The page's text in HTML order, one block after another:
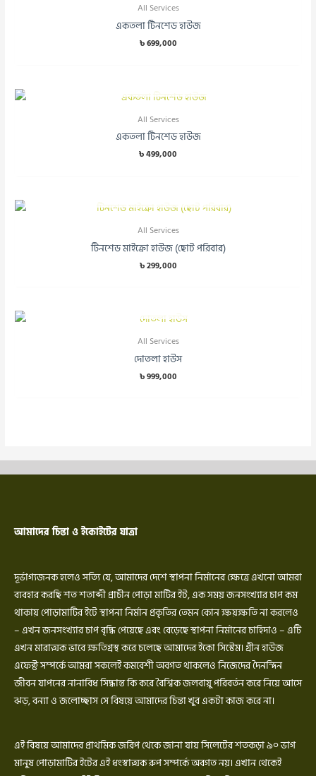
All Services
একতলা টিনশেড হাউজ
৳699,000
All Services
একতলা টিনশেড হাউজ
৳499,000
All Services
টিনশেড মাইক্রো হাউজ (ছোট পরিবার)
৳299,000
All Services
দোতলা হাউস
৳999,000
আমাদের চিন্তা ও ইকোইটের যাত্রা
দূর্ভাগ্যজনক হলেও সত্যি যে, আমাদের দেশে স্থাপনা নির্মানের ক্ষেত্রে এখনো আমরা
ব্যবহার করছি শত শতাব্দী প্রাচীন পোড়া মাটির ইট, এক সময় জনসংখ্যার চাপ কম
থাকায় পোড়ামাটির ইটে স্থাপনা নির্মান প্রকৃতির তেমন কোন ক্ষয়ক্ষতি না করলেও
– এখন জনসংখ্যার চাপ বৃদ্ধি পেয়েছে এবং বেড়েছে স্থাপনা নির্মানের চাহিদাও – এটি
এখন মারাত্মক ভাবে ক্ষতিগ্রস্থ করে চলেছে আমাদের ইকো সিস্টেম। গ্রীন হাউজ
এফেক্ট সম্পর্কে আমরা সকলেই কমবেশী অবগত থাকলেও নিজেদের দৈনন্দিন
জীবন যাপনের নানাবিধ সিদ্ধান্ত কি করে বৈশ্বিক জলবায়ু পরিবর্তন করে নিয়ে আসে
ঝড়, বন্যা ও জলোচ্ছাস সে বিষয়ে আমাদের চিন্তা খুব একটা কাজ করে না।
এই বিষয়ে আমাদের প্রাথমিক জরিপ থেকে জানা যায় সিলেটের শতকড়া ৯০ ভাগ
মানুষ পোড়ামাটির ইটের এই ধংস্বাত্মক রুপ সম্পর্কে অবগত নয়। এখান থেকেই